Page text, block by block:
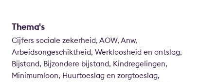
Thema's
Cijfers sociale zekerheid, AOW, Anw,
Arbeidsongeschiktheid, Werkloosheid en ontslag,
Bijstand, Bijzondere bijstand, Kindregelingen,
Minimumloon, Huurtoeslag en zorgtoeslag,